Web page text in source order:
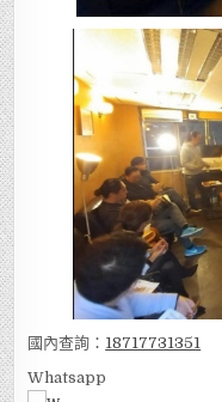
國內查詢： 18717731351
Whatsapp